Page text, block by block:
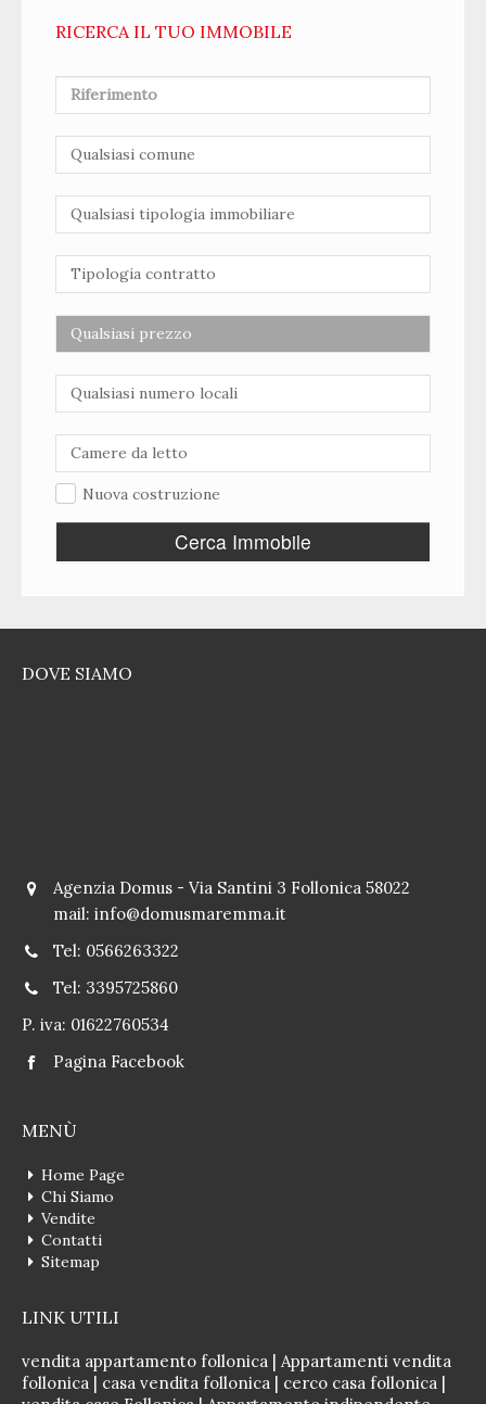
RICERCA IL TUO IMMOBILE
Nuova costruzione
Cerca Immobile
DOVE SIAMO
Agenzia Domus - Via Santini 3 Follonica 58022
mail: info@domusmaremma.it
Tel: 0566263322
Tel: 3395725860
P. iva: 01622760534
Pagina Facebook
MENÙ
Home Page
Chi Siamo
Vendite
Contatti
Sitemap
LINK UTILI
vendita appartamento follonica | Appartamenti vendita
follonica | casa vendita follonica | cerco casa follonica |